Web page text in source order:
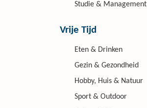
Studie & Management
Vrije Tijd
Eten & Drinken
Gezin & Gezondheid
Hobby, Huis & Natuur
Sport & Outdoor